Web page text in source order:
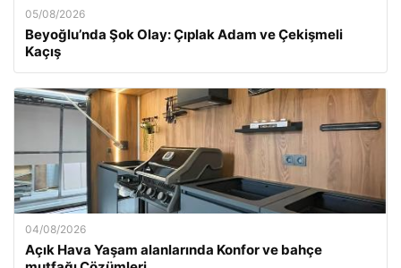
05/08/2026
Beyoğlu’nda Şok Olay: Çıplak Adam ve Çekişmeli
Kaçış
04/08/2026
Açık Hava Yaşam alanlarında Konfor ve bahçe